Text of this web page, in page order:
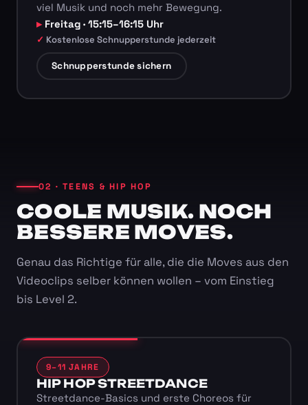
viel Musik und noch mehr Bewegung.
Freitag · 15:15–16:15 Uhr
Kostenlose Schnupperstunde jederzeit
Schnupperstunde sichern
02 · TEENS & HIP HOP
COOLE MUSIK. NOCH
BESSERE MOVES.
Genau das Richtige für alle, die die Moves aus den
Videoclips selber können wollen – vom Einstieg
bis Level 2.
9–11 JAHRE
HIP HOP STREETDANCE
Streetdance-Basics und erste Choreos für